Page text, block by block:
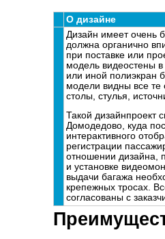
О дизайне
Дизайн имеет очень
должна органично
при поставке или
модель видео­стены в
или иной полиэкран
модели видны все те
столы, стулья,
Такой дизайн­проект
Домодедово, куда
интерактивного
регистрации
отношении дизайна,
и установке
выдачи багажа
крепежных тросах.
согласованы с